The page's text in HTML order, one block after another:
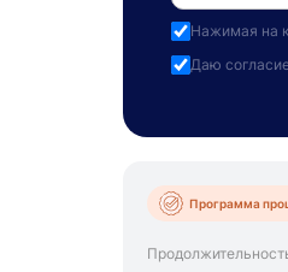
Нажимая на
Даю
Программа